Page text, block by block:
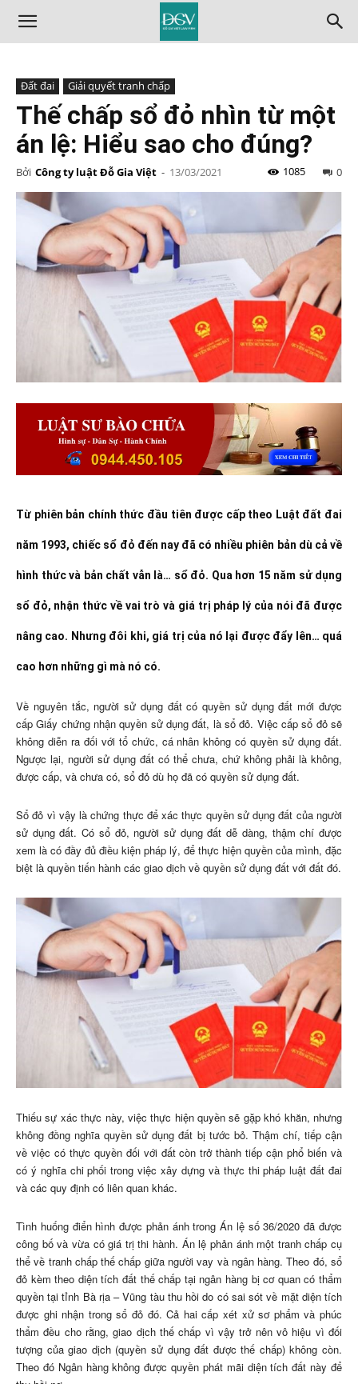
Đất đai Giải quyết tranh chấp
Thế chấp sổ đỏ nhìn từ một
án lệ: Hiểu sao cho đúng?
Bởi Công ty luật Đỗ Gia Việt - 13/03/2021 0
1085
Từ phiên bản chính thức đầu tiên được cấp theo Luật đất đai
năm 1993, chiếc sổ đỏ đến nay đã có nhiều phiên bản dù cả về
hình thức và bản chất vẫn là… sổ đỏ. Qua hơn 15 năm sử dụng
sổ đỏ, nhận thức về vai trò và giá trị pháp lý của nói đã được
nâng cao. Nhưng đôi khi, giá trị của nó lại được đẩy lên… quá
cao hơn những gì mà nó có.
Về nguyên tắc, người sử dụng đất có quyền sử dụng đất mới được
cấp Giấy chứng nhận quyền sử dụng đất, là sổ đỏ. Việc cấp sổ đỏ sẽ
không diễn ra đối với tổ chức, cá nhân không có quyền sử dụng đất.
Ngược lại, người sử dụng đất có thể chưa, chứ không phải là không,
được cấp, và chưa có, sổ đỏ dù họ đã có quyền sử dụng đất.
Sổ đỏ vì vậy là chứng thực để xác thực quyền sử dụng đất của người
sử dụng đất. Có sổ đỏ, người sử dụng đất dễ dàng, thậm chí được
xem là có đầy đủ điều kiện pháp lý, để thực hiện quyền của mình, đặc
biệt là quyền tiến hành các giao dịch về quyền sử dụng đất với đất đó.
Thiếu sự xác thực này, việc thực hiện quyền sẽ gặp khó khăn, nhưng
không đồng nghĩa quyền sử dụng đất bị tước bỏ. Thậm chí, tiếp cận
về việc có thực quyền đối với đất còn trở thành tiếp cận phổ biến và
có ý nghĩa chi phối trong việc xây dựng và thực thi pháp luật đất đai
và các quy định có liên quan khác.
Tình huống điển hình được phản ánh trong Án lệ số 36/2020 đã được
công bố và vừa có giá trị thi hành. Án lệ phản ánh một tranh chấp cụ
thể về tranh chấp thế chấp giữa người vay và ngân hàng. Theo đó, sổ
đỏ kèm theo diện tích đất thế chấp tại ngân hàng bị cơ quan có thẩm
quyền tại tỉnh Bà rịa – Vũng tàu thu hồi do có sai sót về mặt diện tích
được ghi nhận trong sổ đỏ đó. Cả hai cấp xét xử sơ phẩm và phúc
thẩm đều cho rằng, giao dịch thế chấp vì vậy trở nên vô hiệu vì đối
tượng của giao dịch (quyền sử dụng đất được thế chấp) không còn.
Theo đó Ngân hàng không được quyền phát mãi diện tích đất này để